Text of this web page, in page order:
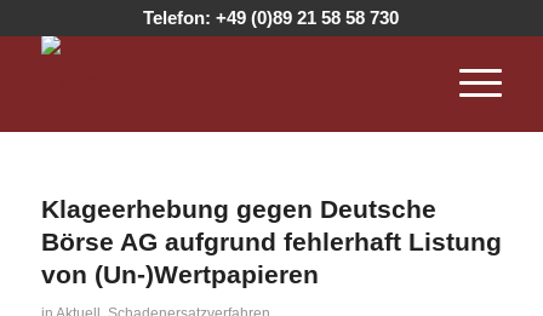
Telefon:+49 (0)89 21 58 58 730
Klageerhebung gegen Deutsche
Börse AG aufgrund fehlerhaft Listung
von (Un-)Wertpapieren